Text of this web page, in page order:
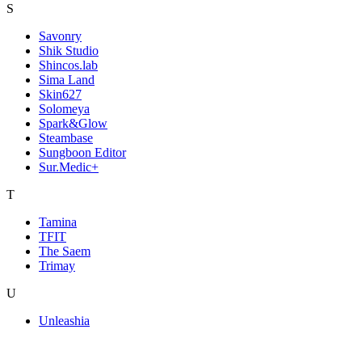
S
Savonry
Shik Studio
Shincos.lab
Sima Land
Skin627
Solomeya
Spark&Glow
Steambase
Sungboon Editor
Sur.Medic+
T
Tamina
TFIT
The Saem
Trimay
U
Unleashia